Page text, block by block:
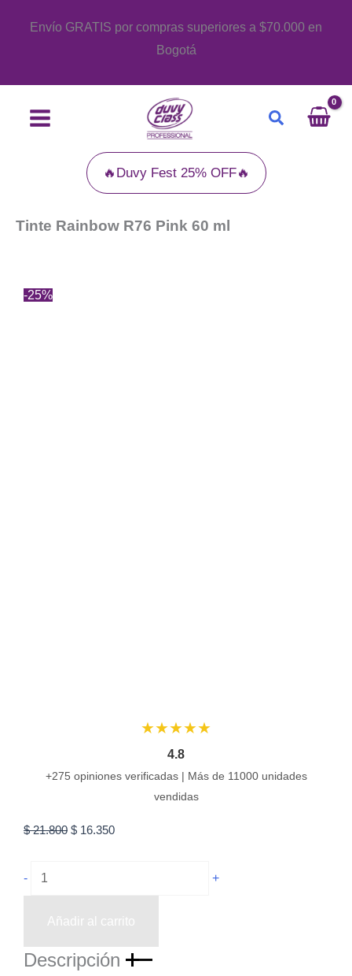
Envío GRATIS por compras superiores a $70.000 en
Bogotá
Buscar
🔥Duvy Fest 25% OFF🔥
Tinte Rainbow R76 Pink 60 ml
-25%
★★★★★
4.8
+275 opiniones verificadas | Más de 11000 unidades
vendidas
$21.800 El
era:
$ 16.350El
es:
-
Rainbow
R76
Pink
ml
cantidad
+
Añadir al carrito
Descripción